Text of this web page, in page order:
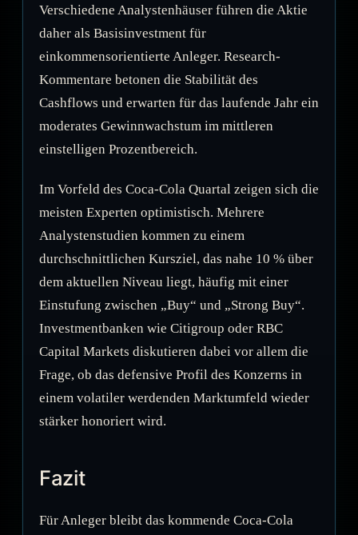
Verschiedene Analystenhäuser führen die Aktie
daher als Basisinvestment für
einkommensorientierte Anleger. Research-
Kommentare betonen die Stabilität des
Cashflows und erwarten für das laufende Jahr ein
moderates Gewinnwachstum im mittleren
einstelligen Prozentbereich.
Im Vorfeld des Coca-Cola Quartal zeigen sich die
meisten Experten optimistisch. Mehrere
Analystenstudien kommen zu einem
durchschnittlichen Kursziel, das nahe 10 % über
dem aktuellen Niveau liegt, häufig mit einer
Einstufung zwischen „Buy“ und „Strong Buy“.
Investmentbanken wie Citigroup oder RBC
Capital Markets diskutieren dabei vor allem die
Frage, ob das defensive Profil des Konzerns in
einem volatiler werdenden Marktumfeld wieder
stärker honoriert wird.
Fazit
Für Anleger bleibt das kommende Coca-Cola